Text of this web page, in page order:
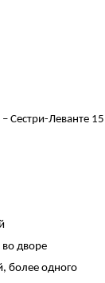
– Сестри-Леванте
во дворе
более одного